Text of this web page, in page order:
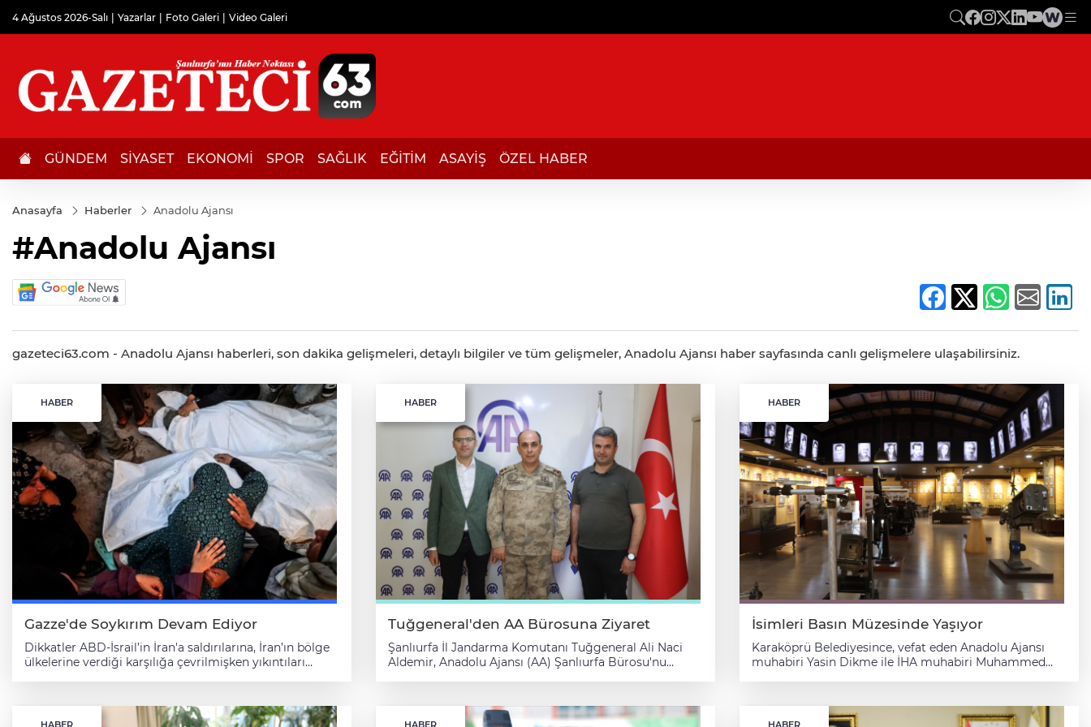
4 Ağustos 2026-Salı Yazarlar Foto Galeri Video Galeri
GÜNDEM SİYASET EKONOMİ SPOR SAĞLIK EĞİTİM ASAYİŞ ÖZEL HABER
Anasayfa Haberler Anadolu Ajansı
#Anadolu Ajansı
gazeteci63.com - Anadolu Ajansı haberleri, son dakika gelişmeleri, detaylı bilgiler ve tüm gelişmeler, Anadolu Ajansı haber sayfasında canlı gelişmelere ulaşabilirsiniz.
HABER
Gazze'de Soykırım Devam Ediyor
Dikkatler ABD-İsrail’in İran'a saldırılarına, İran’ın bölge ülkelerine verdiği karşılığa çevrilmişken yıkıntıları arasında dolaştığımız Gazze sokakları bize tek bir şey anlatıyor: Değişen bir şey yok. Gazze’de görev yapan Anadolu Ajansı Foto Muhabiri Ali Jadallah ve Anadolu Ajansı Orta Doğu Haberleri Müdür Yardımcısı Enes Canlı, 1000 günü aşan soykırımın insani boyutunu ve sahadaki yaşam koşullarını AA Analiz için kaleme aldı. Dünya gözünü ABD-İsrail’in İran’a düzenlediği saldırılara, İran’ın bölge ülkelerine verdiği karşılığa ve çatışmaların küresel ekonomide yol açtığı hasara çevirmişken Gazze’de 1000 günü geride bırakan soykırım, manşetlerde kendisine yer bulamıyor ancak derinleşerek devam ediyor. Bu yazının müellifleri olarak Gazze’ye saldırıların başladığı 7 Ekim 2023’ten itibaren İsrail’in işlediği soykırımı ilk gününden beri Anadolu Ajansı (AA) adına takip ettik, kamuoyuna görselleriyle birlikte doğru bilgiyi aktarmak için gece gündüz çalıştık. Aradan geçen 1000 günde kimi zaman sağlanan ateşkesler kimi zaman da öne çıkan güncel gelişmelerle dünyanın ilgisinin başka yerlere kaydığına tanık olduk. İsrail, Ekim 2025’te sağlanan ateşkes anlaşmasının aksine Gazze’de işgal ettiği alanı her geçen gün genişletmeye çalışıyor. Gazze’nin yaklaşık yüzde 70’i işgal altında. İsrailli siyasetçiler, kentin tamamının işgal edilmesi çağrılarını yineliyor. Dünyanın nüfus yoğunluğu en yüksek yerleri arasında gösterilen Gazze’deki Filistinliler, kentin yüzde 30’luk bölümünde enkazların arasında hayata tutunmaya çalışıyor. Sessizliğe gömülen insanlık dramı İsrail, Gazze’nin giriş çıkışlarını kontrol etmeye devam ediyor. Ekim 2025’teki ateşkes anlaşmasına göre, İsrail’in Gazze’ye günde 600 tır insani yardım girişine izin vermesi gerekirken Birleşmiş Milletler (BM) ve insani yardım kuruluşlarının verileri bunun üçte birinden daha azına erişim olduğunu ortaya koyuyor. Sınır Tanımayan Doktorlar (MSF) örgütü ise "Gazze’ye yardım ve gıda girişinin kasıtlı biçimde kısıtlanmasının alarm verici düzeyde yetersiz beslenme ve açlığa yol açtığı" uyarısı yapıyor. Uluslararası yardım kuruluşları, işsizliğin yüzde 80’in üzerinde seyrettiği Gazze’de 1,6 milyon Filistinlinin gıda güvenliğinin bulunmadığını aktarıyor. İsrail’in önce saldırılarıyla, ateşkesin ardından da yardım girişini engellemesiyle su tesislerinin yüzde 90’ı zarar gördü, hastaneler ve sağlık hizmetleri ise neredeyse işlevsiz kaldı. Gazze’deki Sağlık Bakanlığı ve uluslararası sağlık örgütlerinin raporlarına göre bölgedeki tedavi imkanlarının yetersizliği nedeniyle Mayıs 2024’ten itibaren her geçen gün 6 ila 10 Filistinli hayatını kaybediyor. Gazze’de soydaşlarının uğradığı soykırımı dünyaya duyurmaya çalışan Filistinli gazeteciler de İsrail’in saldırılarında doğrudan hedef alınmaya devam ediyor. Sayıların değiştiremediği küresel kayıtsızlık İsrail’in Ekim 2025’ten itibaren çeşitli bahanelerle Gazze’ye düzenlediği saldırılar aralıksız sürüyor. Gazze’deki Sağlık Bakanlığının verilerine göre Ekim 2025 tarihinden sonra İsrail’in doğrudan saldırılarında bin 100’den fazla Filistinli can verdi, 3 bin 700’den fazla kişi yaralandı. Gazze’de 250’den fazla gazetecinin neredeyse tamamı İsrail tarafından önce hedef gösterilerek, sonrasında da doğrudan kasıtlı saldırılarda can verdi. İsrail, hala medyanın Gazze’ye erişimine bin günden uzun süredir izin vermiyor. Gazze’deki Filistinli gazeteciler, bir yandan soydaşlarının uğradığı soykırımın sesi, gözü, tanığı, bir yandan da kurbanı olmaya devam ediyor. Soykırım verilerine rağmen küresel sistem, Gazze’deki durumu değiştirecek inisiyatifi almıyor ve felaketin adeta kanıksandığı bir manzara ortaya çıkıyor. Gazze’deki durumu kavramaktaki zorluk Kudüs’ten Gazze’deki soykırımı aktarmaya çalışan pek çok uluslararası gazeteci, Gazze’nin dibinde ama yaşananlardan uzak şizofrenik bir durumu deneyimliyor. Gazze’deki meslektaşlarla konuşurken kentteki durum, onların seslerindeki yorgunlukla kavranabiliyor. Buna karşın Gazze’de nelerin yaşandığını kelimeler, fotoğraflar, sosyal medya paylaşımları, infografikler veya görüntülerle ne anlamak ne de anlatmak mümkün. Gazze’deki evi Ekim 2023’te İsrail’in hava saldırısıyla yerle bir olan, neredeyse tüm Filistinliler gibi defalarca yerinden edilen ve kentin güneyinde görece daha az saldırıya uğramış Han Yunus’a bağlı Deyr Belah bölgesinde yaşayan bu satırların yazarlarından biri de hava saldırıları korkusunun hüküm sürdüğü, yolların çadırlarla, çevrenin ise enkazla kaplandığı bir ortamda yaşamını sürdürüyor. Deyr Belah bölgesi, Gazze’de birçok yerinden edilen insanın sığındığı ve kapasitesinin çok üzerinde nüfus yoğunluğuna sahip bir yerleşim yeri. Bölgede altyapı, elektrik, temiz su eksikliği sıradanlaşmış halde. Gazze’de dört duvarı olan evde yaşayabilen kendisini şanslı hissediyor. Yaşanabilecek evlerin fiyatları ise ekonomik imkanların çok üstüne çıktı. Geçim kaynağını kaybeden insanların normal bir evde yaşaması imkansız. Aileler, kalabalık yerlerde, sığınma merkezlerinde ya da çadırlarda bir arada kalıyor. Yapı malzemelerinin girişine İsrail tarafından izin verilmemesi nedeniyle inşaat ürünleri kısıtlı ve fahiş fiyatta. İnsanlar sığınma merkezlerinde, çadırlarda ya da hasar almış binalarda yaşamaya devam ediyor. Çadırlarda hayat çok zorlu; yazın sıcak, kışın soğuk ya da yağmurlu oluyor. Temiz su, tuvaletler ya da özel alanın eksikliği, özellikle de çocuklar, kadınlar ve yaşlılar için hayatı dayanılmaz kılıyor. Çadırlar ya ince bir kumaş ya da plastik bir parçadan yapılmış durumda, ne toz fırtınasına ne de rüzgara karşı koruma sağlamıyor. Buna rağmen insanlar, çadır yaşam alanında imkansız bir hayata tutunmaya çalışıyor. Yıkıma rağmen insanların birliği bozulmuyor Gazze’de gıdaya erişim hala öncelikli sorunlar arasında. Birçok kişi yardımlarla hayatta kalıyor ancak İsrail’in kısıtlamaları nedeniyle düzenli yardım akışı engelleniyor. Gelen ticari ürünler tezgahlara ulaştığındaysa fiyatlar insanların gelirlerine göre çok yüksek oluyor. Bu nedenle insanlar ya öğünlerini kısıyor ya da temel gıda ürünleriyle karınlarını doyurmaya çalışıyor. Kıtlık ve açlık hala devam ediyor. Ayrıca, elektriğin yokluğu nedeniyle buzdolabı gibi araçlarla gıdayı uzun süre korumak da mümkün değil. Kente ticari mallar geldiğinde çarşı-pazar hala kuruluyor ancak buralar eski günlerinden çok uzak, insanlar her şeye rağmen gündelik hayatına devam etmeye çalışıyor, esnaf dükkan açıyor, çocuklar fırsat buldukça oyun oynuyor. Belki de en dikkat çekici olan şey, tüm bu fiziksel ve psikolojik yorgunluğa rağmen insanların uyum sağlama, birbirine destek olma becerisi. Gazze’de eğitim de İsrail’in soykırımında en ağır darbe alan hizmetler arasında. Okulların çoğu yıkıldı ve kullanılamaz hale geldi veyahut sığınma merkezlerine dönüştü. Eğitimi devam ettirmek için birçok girişim var ama öğrenciler, okul yıllarının büyük bir kısmını kaçırdı. Çocuklar, gençler sadece eğitim eksikliği değil yerinden edilme, aşırı kalabalıkla yaşama, psikolojik travmayla da mücadele ediyor. Eğitim, herkes için bir hakken bugün soykırım tehdidi karşısında sadece kısıtlı ulaşılabilen bir hak halini aldı. Ekim 2025’te yapılan ateşkes sayesinde ilk aşamada İsrail saldırıları dursa da aradan geçen sürede yeniden başladı. Dünya Gazze’de bir ateşkes sağlandığını düşünürken Gazzeliler, her saldırıdan sonra “Hangi ateşkes?” diye isyan ediyor. Her saldırı, korkuyu yeniden gün yüzüne çıkarıyor. İnsanlar, sürekli haberleri takip ediyor ve yakınlarından, sevdiklerinden haber almaya çalışıyor. Birçok insan, olası bir saldırının veya artan gerilimin başka bölgelere yayılmasından endişe ediyor. İnsanlar, güvende hissetmenin ya da geleceğe ilişkin bir plan yapmanın imkansız olduğu bir belirsizlik içinde yaşıyor. Ateşkes ihlalleri, kötü bir kabus gibi Gazzelilerin tepesinde dolaşıyor. İsrail ordusu, saldırıların ardından Hamas mensuplarını, askeri unsurları hedef aldığını savunuyor ancak uluslararası kurumlar ve bağımsız basın, çok sayıda sivil ölümü ya da sivil altyapının hedef alındığını ortaya koyuyor. Savaşta on binlerce kadın ve çocuğun öldürülmesi de iddiaların zayıflığını gösteriyor. Yıkılan hayatların yeniden inşası imkansız Gazze’deki Filistinlilerin önemli bir çoğunluğu soykırım ve saldırılara rağmen kentten ayrılmak istemediğini söylüyor. Elbette bir kesim de çocukları için güvenli bir gelecek için savaşın olmadığı bir yere gitmeyi arzuluyor ancak dünyanın kollarını açmış onları beklemediğinin de farkında olan Filistinliler, Gazze’nin yeniden inşasını bekliyor. Şartlar ve iradenin oluşması halinde binaları yeniden inşa etmek mümkün ama insanların yıkılan hayatlarını yeniden inşa etmek imkansız. İnsani kayıp ve psikolojik hasar yıllarca sürecek. Buna rağmen insanlar ümide sarılıyor çünkü ümitsizliğe teslim olmak bir seçenek değil. Gazze’de yerinden edilen ya da buradan başka yerlere gidenler ile yaptığımız görüşmelerde ortak duygu vatan hasreti, endişe ve kısmen suçluluk duygusu. Buradan ayrılanlar, nereye gitseler Gazze’yi yüreklerinde taşıdıklarını anlatıyor, birçoğu da şartlar yeniden imkan verince dönmek istediğini belirtiyor. Bunca yıkımın arasında nefes alanlar da oldu. Futbol heyecanı, dünyanın dört bir yanını sardığı gibi Dünya Kupası'yla Gazze’ye de geldi. Elektrikten yoksun, birçoğu yerinden edilmiş Filistinliler, enkazların arasına kurulmuş dev ekranlardan futbol maçlarını izledi. Aileler, çocuklarıyla çadırlarda, enkazın arasında maç izlemek için toplandı. Yıkımın ortasında insanların kendilerini bir parça normal hissedebileceği, bulundukları durumu unutup az da olsa bir ümit hissedebileceği anlar tatmak istemesi dikkate değer bir manzara. Ancak dünya kendi gündemiyle meşgulken Gazze’de nesillerin hayatları kadar anıları da yok oluyor. Kentin yıkımı hatıraların yıkımını da beraberinde getiriyor. İnsanlar doğup, büyüyüp yaşadıkları, pek çok anı biriktirdikleri yerleri artık tanıyamıyor. [Ali Jadallah, Gazze’de görev yapan Anadolu Ajansı Foto Muhabiridir, Enes Canlı, Anadolu Ajansı Orta Doğu Haberleri Müdür Yardımcısıdır.] *Makalele
HABER
Tuğgeneral'den AA Bürosuna Ziyaret
Şanlıurfa İl Jandarma Komutanı Tuğgeneral Ali Naci
Aldemir, Anadolu Ajansı (AA) Şanlıurfa Bürosu'nu
Türkiye'de ve dünyada önemli bir kuruluş olduğunu
belirten Aldemir, AA ekibine başarı temennisinde
HABER
İsimleri Basın Müzesinde Yaşıyor
Karaköprü Belediyesince, vefat eden Anadolu Ajansı
muhabiri Yasin Dikme ile İHA muhabiri Muhammed
açıklamaya göre, 1 Ekim 2023'te kalp krizi sonucu
hayatını kaybeden Anadolu Ajansı muhabiri Yasin